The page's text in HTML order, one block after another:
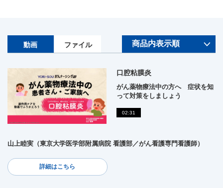
動画 ファイル
口腔粘膜炎
がん薬物療法中の方へ 症状を知
って対策をしましょう
02:31
山上睦実（東京大学医学部附属病院 看護部／がん看護専門看護師）
詳細はこちら